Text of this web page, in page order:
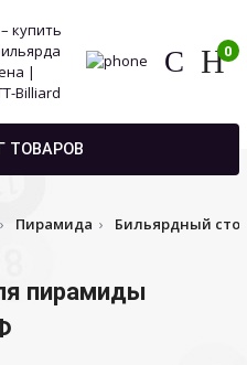
0
ТОВАРОВ
Пирамида Бильярдный
пирамиды